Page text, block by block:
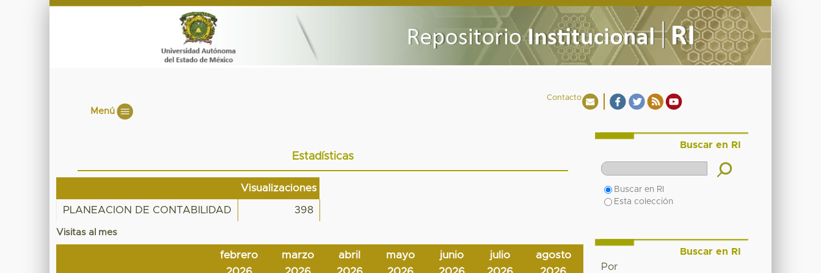
Contacto
Menú
Estadísticas
Visualizaciones
PLANEACION DE CONTABILIDAD 398
Visitas al mes
febrero
marzo
abril
mayo
junio
julio
agosto
Buscar en RI
Buscar en RI
Esta colección
Buscar en RI
Por